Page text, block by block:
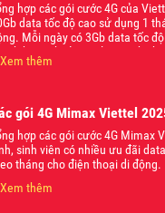
hợp các gói cước 4G của
data tốc độ cao sử dụng 1
Mỗi ngày có 3Gb data tốc
hàng thoải mái lướt web
nền tảng ứng dụng mạng xã
Xem thêm
gói 4G Mimax Viettel
hợp các gói cước 4G Mimax
sinh viên có nhiều ưu đãi
tháng cho điện thoại di động.
Xem thêm